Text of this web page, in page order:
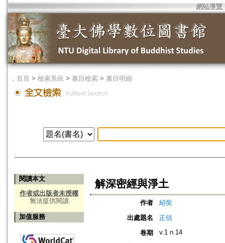
網站導覽
． 首頁 > 檢索系統 > 書目檢索 > 書目明細
閱讀本文
作者或出版者未授權
無法提供閱讀
加值服務
解深密經與淨土
作者
紹奘
出處題名
正信
卷期
v.1 n.14